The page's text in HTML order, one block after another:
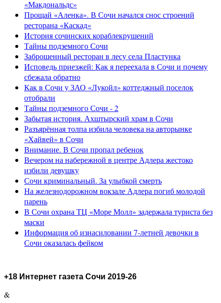
«Макдональдс»
Прощай «Аленка». В Сочи начался снос строений
ресторана «Каскад»
История сочинских кораблекрушений
Тайны подземного Сочи
Заброшенный ресторан в лесу села Пластунка
Исповедь приезжей: Как я переехала в Сочи и почему
сбежала обратно
Как в Сочи у ЗАО «Лукойл» коттеджный поселок
отобрали
Тайны подземного Сочи - 2
Забытая история. Ахштырский храм в Сочи
Разъярённая толпа избила человека на авторынке
«Хайвей» в Сочи
Внимание. В Сочи пропал ребенок
Вечером на набережной в центре Адлера жестоко
избили девушку
Сочи криминальный. За улыбкой смерть
На железнодорожном вокзале Адлера погиб молодой
парень
В Сочи охрана ТЦ «Море Молл» задержала туриста без
маски
Информация об изнасиловании 7-летней девочки в
Сочи оказалась фейком
+18 Интернет газета Сочи 2019-26
&